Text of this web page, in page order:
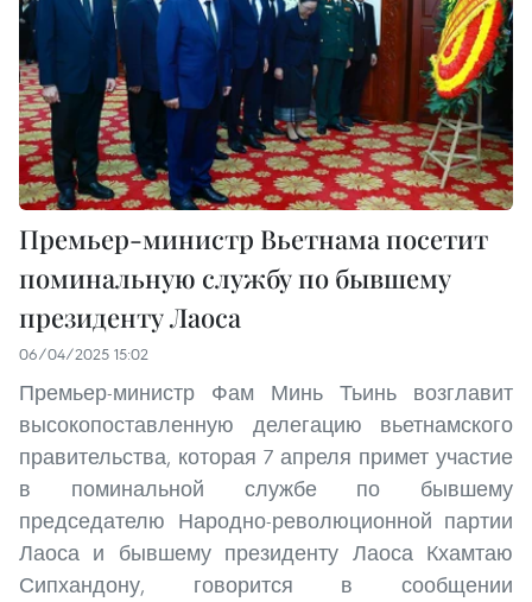
Премьер-министр Вьетнама посетит
поминальную службу по бывшему
президенту Лаоса
06/04/2025 15:02
Премьер-министр Фам Минь Тьинь возглавит
высокопоставленную делегацию вьетнамского
правительства, которая 7 апреля примет участие
в поминальной службе по бывшему
председателю Народно-революционной партии
Лаоса и бывшему президенту Лаоса Кхамтаю
Сипхандону, говорится в сообщении